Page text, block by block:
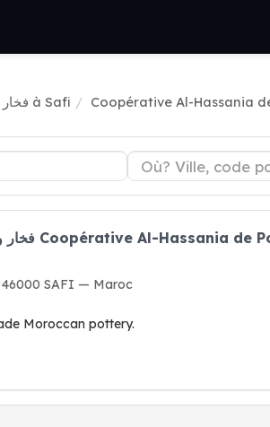
فخار وخزف وطين à Safi
46000 SAFI — Maroc
Moroccan pottery.